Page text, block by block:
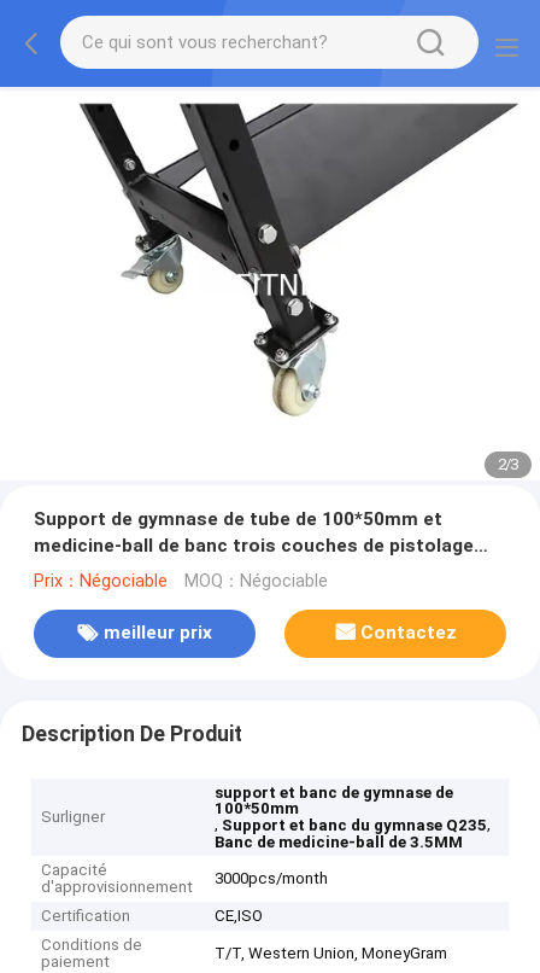
2/3
Support de gymnase de tube de 100*50mm et
medicine-ball de banc trois couches de pistolage
électrostatique
Prix：Négociable MOQ：Négociable
meilleur prix Contactez
Description De Produit
Surligner
support et banc de gymnase de
100*50mm
, Support et banc du gymnase Q235,
Banc de medicine-ball de 3.5MM
Capacité
d'approvisionnement
3000pcs/month
Certification
CE,ISO
Conditions de
paiement
T/T, Western Union, MoneyGram